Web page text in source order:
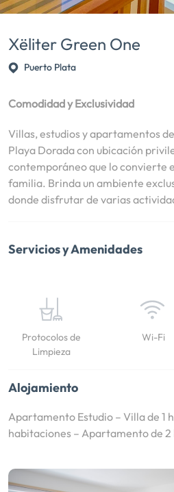
Xëliter Green One
Puerto Plata
Comodidad y Exclusividad
Villas, estudios y apartamentos
Playa Dorada con ubicación
contemporáneo que lo convierte
familia. Brinda un ambiente
donde disfrutar de varias
Servicios y Amenidades
Protocolos de
Limpieza
Wi-Fi
Alojamiento
Apartamento Estudio – Villa de 1
habitaciones – Apartamento de